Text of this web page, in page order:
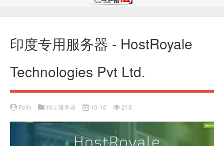
印度专用服务器 - HostRoyale
Technologies Pvt Ltd.
Felix 独立服务器 10-16 218